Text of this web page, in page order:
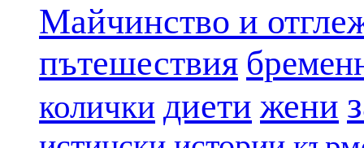
Майчинство и
пътешествия
колички диети жени